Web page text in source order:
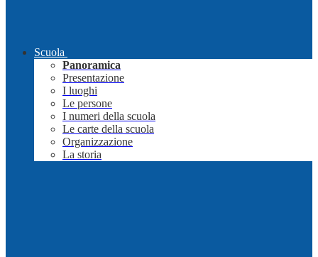
Scuola
Panoramica
Presentazione
I luoghi
Le persone
I numeri della scuola
Le carte della scuola
Organizzazione
La storia